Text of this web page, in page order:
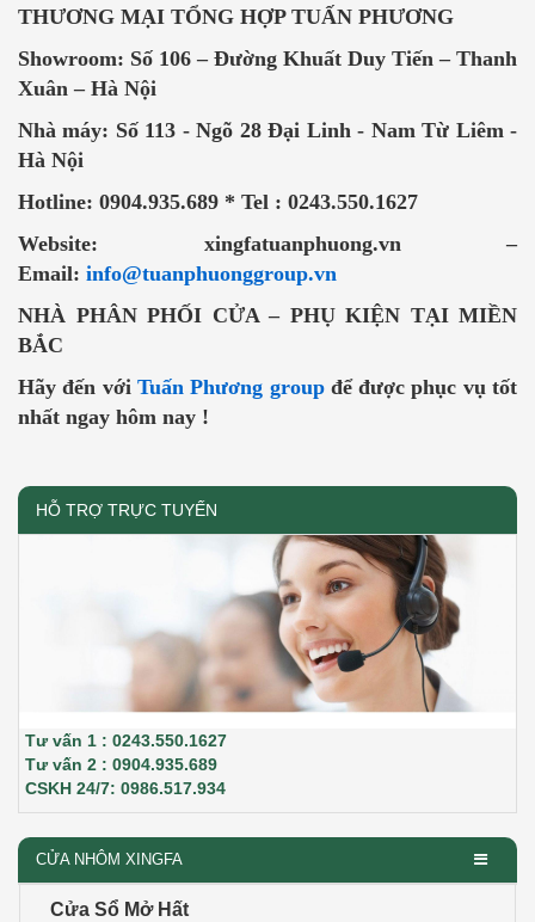
THƯƠNG MẠI TỔNG HỢP TUẤN PHƯƠNG
Showroom: Số 106 – Đường Khuất Duy Tiến – Thanh
Xuân – Hà Nội
Nhà máy: Số 113 - Ngõ 28 Đại Linh - Nam Từ Liêm -
Hà Nội
Hotline: 0904.935.689 * Tel : 0243.550.1627
Website: xingfatuanphuong.vn –
Email: info@tuanphuonggroup.vn
NHÀ PHÂN PHỐI CỬA – PHỤ KIỆN TẠI MIỀN
BẮC
Hãy đến với Tuấn Phương groupđể được phục vụ tốt
nhất ngay hôm nay !
HỖ TRỢ TRỰC TUYẾN
Tư vấn 1 : 0243.550.1627
Tư vấn 2 : 0904.935.689
CSKH 24/7: 0986.517.934
CỬA NHÔM XINGFA
Cửa Sổ Mở Hất